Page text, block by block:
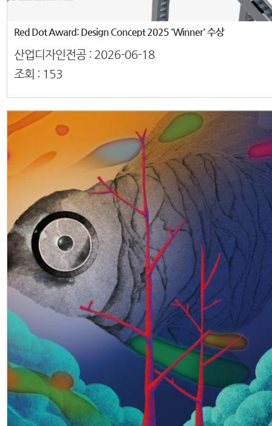
Red Dot Award: Design Concept 2025 'Winner' 수상
산업디자인전공 : 2026-06-18
조회 : 153